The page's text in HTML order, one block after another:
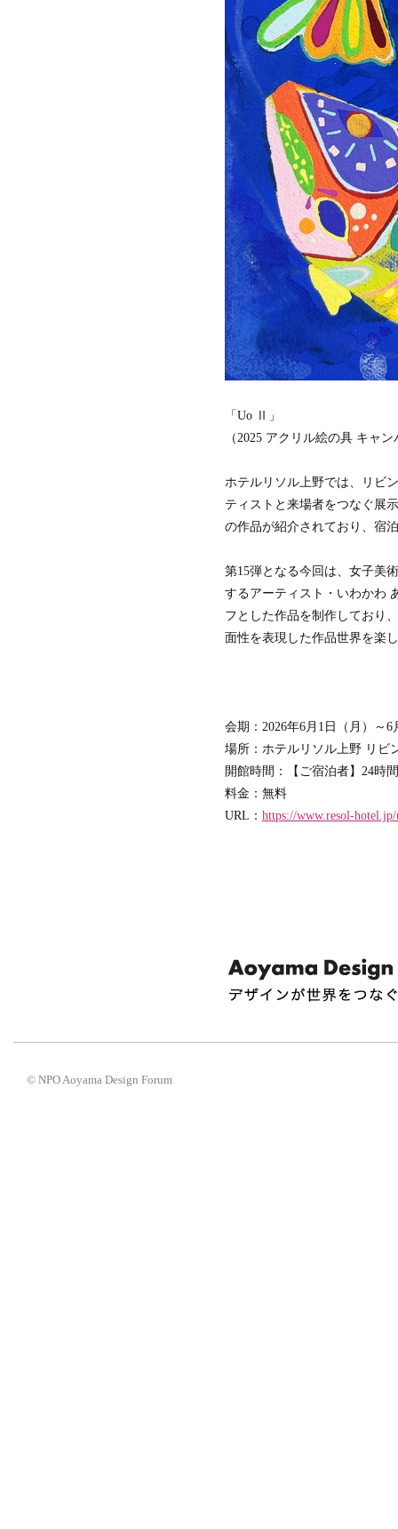
「Uo Ⅱ」
（2025 アクリル絵の具 キャ
ホテルリソル上野では、リビ
ティストと来場者をつなぐ展
の作品が紹介されており、宿
第15弾となる今回は、女子美
するアーティスト・いわかわ
フとした作品を制作しており
面性を表現した作品世界を楽
会期：2026年6月1日（月）～6
場所：ホテルリソル上野 リビ
開館時間：【ご宿泊者】24時
料金：無料
URL： https://www.resol-hotel.jp/
© NPO Aoyama Design Forum